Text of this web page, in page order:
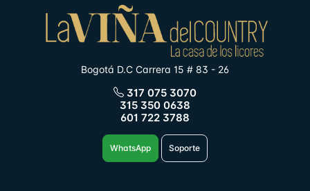
Bogotá D.C Carrera 15 # 83 - 26
317 075 3070
315 350 0638
601 722 3788
WhatsApp Soporte